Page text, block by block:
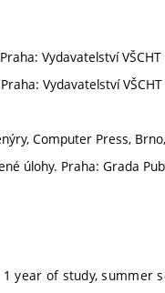
Vydavatelství
Vydavatelství
Computer Press,
úlohy. Praha: Grada
1 year of study, summer